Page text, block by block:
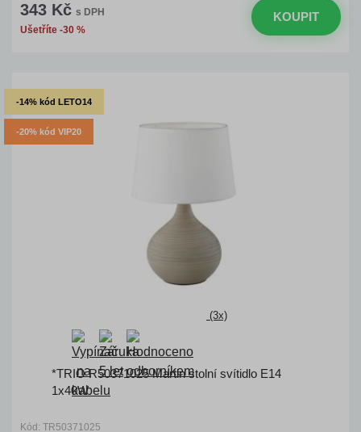
343 Kč s DPH
Ušetříte -30 %
KOUPIT
-14% kód LETO14
-20% kód VIP20
(3x)
*TRIO R50371025 Martin stolní svítidlo E14
1x40W
Kód: TR50371025